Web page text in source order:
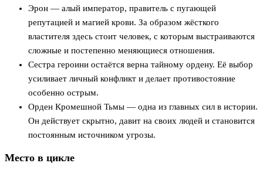
Эрон — алый император, правитель с пугающей
репутацией и магией крови. За образом жёсткого
властителя здесь стоит человек, с которым выстраиваются
сложные и постепенно меняющиеся отношения.
Сестра героини остаётся верна тайному ордену. Её выбор
усиливает личный конфликт и делает противостояние
особенно острым.
Орден Кромешной Тьмы — одна из главных сил в истории.
Он действует скрытно, давит на своих людей и становится
постоянным источником угрозы.
Место в цикле